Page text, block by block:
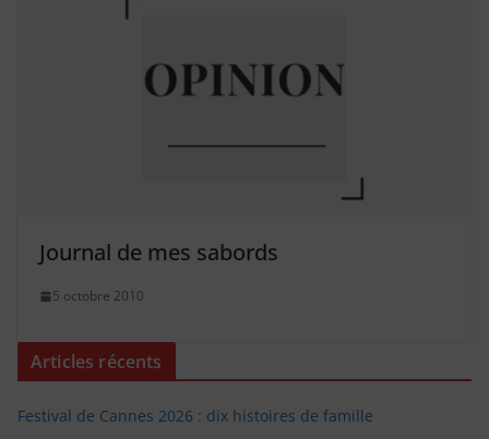
Journal de mes sabords
5 octobre 2010
Articles récents
Festival de Cannes 2026 : dix histoires de famille